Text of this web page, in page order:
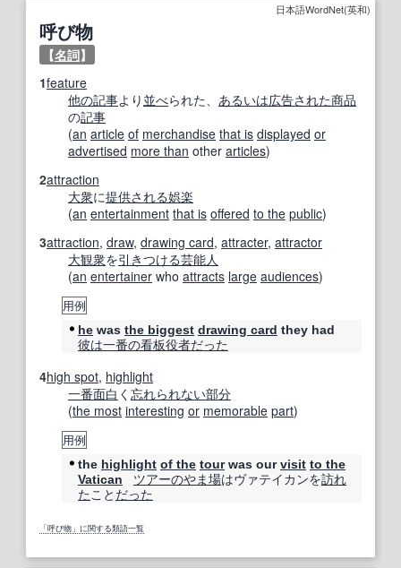
日本語WordNet(英和)
呼び物
【名詞】
1feature
他の記事より 並べられた、 あるいは広告された商品
の記事
(an article of merchandise that is displayed or
advertised more than other articles)
2attraction
大衆に提供される娯楽
(an entertainment that is offered to the public)
3attraction, draw, drawing card, attracter, attractor
大観衆を引きつける芸能人
(an entertainer who attracts large audiences)
用例
he was the biggest drawing card they had
彼は一番の看板役者だった
4high spot, highlight
一番面白 く 忘れられない部分
(the most interesting or memorable part)
用例
the highlight of the tourwas ourvisit to the
Vatican
ツアーのやま場はヴァテイカンを訪れ
たこと だった
「呼び物」に関する類語一覧